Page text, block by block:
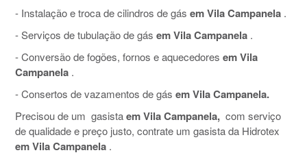
- Instalação e troca de cilindros de gás em Vila Campanela .
- Serviços de tubulação de gás em Vila Campanela .
- Conversão de fogões, fornos e aquecedores em Vila
Campanela .
- Consertos de vazamentos de gás em Vila Campanela.
Precisou de um gasistaem Vila Campanela, com serviço
de qualidade e preço justo, contrate um gasista da Hidrotex
em Vila Campanela .